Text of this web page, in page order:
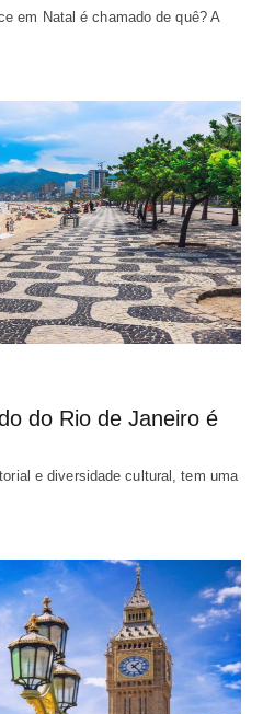
em Natal é chamado de quê? A
do Rio de Janeiro é
e diversidade cultural, tem uma